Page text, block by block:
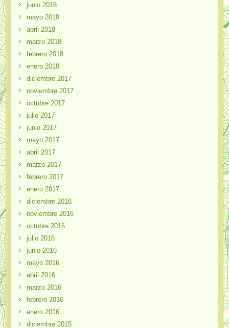
junio 2018
mayo 2018
abril 2018
marzo 2018
febrero 2018
enero 2018
diciembre 2017
noviembre 2017
octubre 2017
julio 2017
junio 2017
mayo 2017
abril 2017
marzo 2017
febrero 2017
enero 2017
diciembre 2016
noviembre 2016
octubre 2016
julio 2016
junio 2016
mayo 2016
abril 2016
marzo 2016
febrero 2016
enero 2016
diciembre 2015